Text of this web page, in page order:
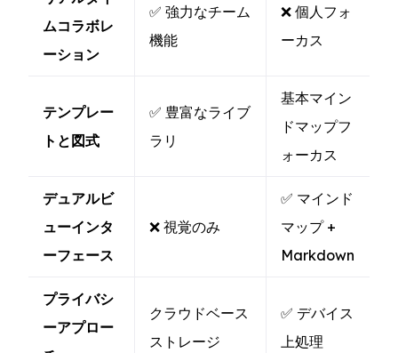
ムコラボレ
ーション
✅ 強力なチーム
機能
❌ 個人フォ
ーカス
テンプレー
トと図式
✅ 豊富なライブ
ラリ
基本マイン
ドマップフ
ォーカス
デュアルビ
ューインタ
ーフェース
❌ 視覚のみ
✅ マインド
マップ +
Markdown
プライバシ
ーアプロー
クラウドベース
ストレージ
✅ デバイス
上処理